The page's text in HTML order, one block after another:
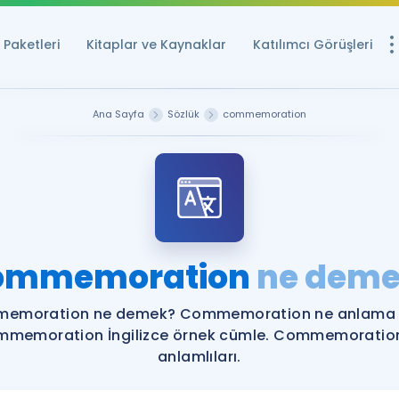
Paketleri Kitaplar ve Kaynaklar Katılımcı Görüşleri
Ücretsiz
YDS ve YÖKDİL
YDS ve YÖKDİL
YDS ve YÖKDİL'e
Ana Sayfa Sözlük commemoration
ne
ne demek? Commemoration ne anlama
İngilizce örnek cümle.
anlamlıları.